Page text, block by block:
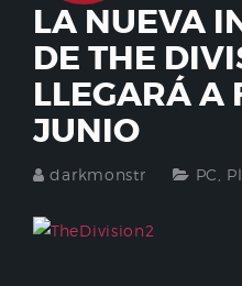
LA NUEVA
DE THE
LLEGARÁ A
JUNIO
darkmonstr PC